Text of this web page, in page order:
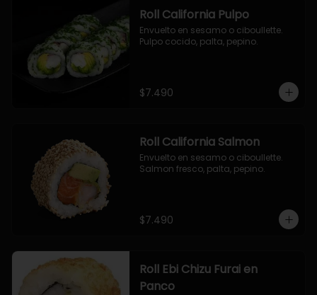
Roll California Pulpo
Envuelto en sesamo o ciboullette.
Pulpo cocido, palta, pepino.
$7.490
Roll California Salmon
Envuelto en sesamo o ciboullette.
Salmon fresco, palta, pepino.
$7.490
Roll Ebi Chizu Furai en
Panco